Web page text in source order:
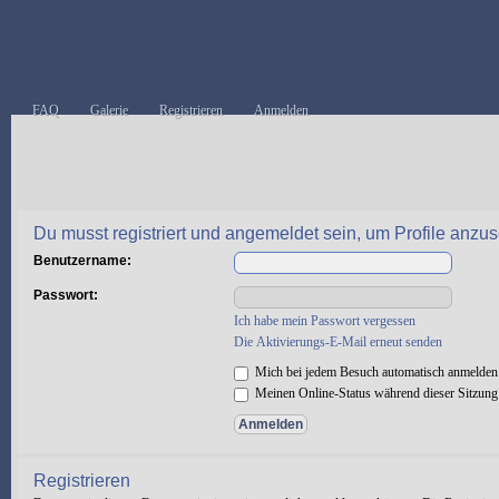
FAQ Galerie Registrieren Anmelden
Du musst registriert und angemeldet sein, um Profile
Benutzername:
Passwort:
Ich habe mein Passwort vergessen
Die Aktivierungs-E-Mail erneut senden
Mich bei jedem Besuch automatisch anmelden
Meinen Online-Status während dieser
Registrieren